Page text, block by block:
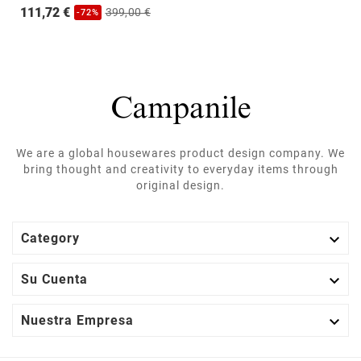
111,72 € -72% 399,00 €
We are a global housewares product design company. We
bring thought and creativity to everyday items through
original design.
Category 
Su Cuenta 
Nuestra Empresa 